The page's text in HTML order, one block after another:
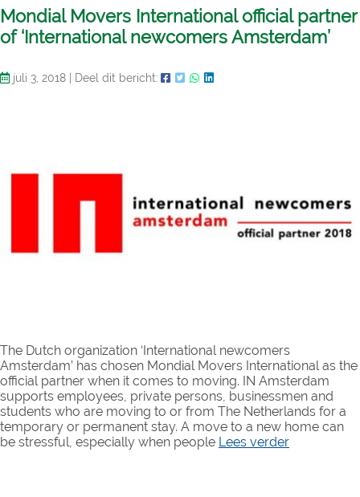
Mondial Movers International official partner
of ‘International newcomers Amsterdam’
juli 3, 2018 Deel dit bericht:
The Dutch organization ‘International newcomers
Amsterdam’ has chosen Mondial Movers International as the
official partner when it comes to moving. IN Amsterdam
supports employees, private persons, businessmen and
students who are moving to or from The Netherlands for a
temporary or permanent stay. A move to a new home can
be stressful, especially when people Lees verder